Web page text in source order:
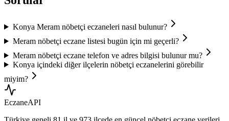
Konya Meram nöbetçi eczaneleri nasıl bulunur?
Meram nöbetçi eczane listesi bugün için mi geçerli?
Meram nöbetçi eczane telefon ve adres bilgisi bulunur mu?
Konya içindeki diğer ilçelerin nöbetçi eczanelerini görebilir
miyim?
EczaneAPI